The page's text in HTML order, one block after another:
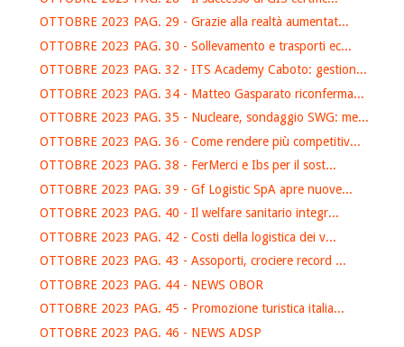
OTTOBRE 2023 PAG. 29 - Grazie alla realtà aumentat...
OTTOBRE 2023 PAG. 30 - Sollevamento e trasporti ec...
OTTOBRE 2023 PAG. 32 - ITS Academy Caboto: gestion...
OTTOBRE 2023 PAG. 34 - Matteo Gasparato riconferma...
OTTOBRE 2023 PAG. 35 - Nucleare, sondaggio SWG: me...
OTTOBRE 2023 PAG. 36 - Come rendere più competitiv...
OTTOBRE 2023 PAG. 38 - FerMerci e Ibs per il sost...
OTTOBRE 2023 PAG. 39 - Gf Logistic SpA apre nuove...
OTTOBRE 2023 PAG. 40 - Il welfare sanitario integr...
OTTOBRE 2023 PAG. 42 - Costi della logistica dei v...
OTTOBRE 2023 PAG. 43 - Assoporti, crociere record ...
OTTOBRE 2023 PAG. 44 - NEWS OBOR
OTTOBRE 2023 PAG. 45 - Promozione turistica italia...
OTTOBRE 2023 PAG. 46 - NEWS ADSP